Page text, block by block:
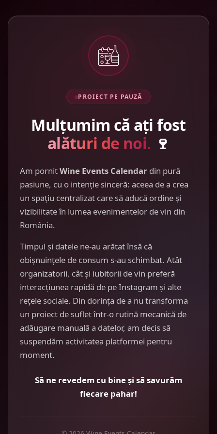
PROIECT PE PAUZĂ
Mulțumim că ați fost
alături de noi. 🍷
Am pornitWine Events Calendar din pură
pasiune, cu o intenție sinceră: aceea de a crea
un spațiu centralizat care să aducă ordine și
vizibilitate în lumea evenimentelor de vin din
România.
Timpul și datele ne-au arătat însă că
obișnuințele de consum s-au schimbat. Atât
organizatorii, cât și iubitorii de vin preferă
interacțiunea rapidă de pe Instagram și alte
rețele sociale. Din dorința de a nu transforma
un proiect de suflet într-o rutină mecanică de
adăugare manuală a datelor, am decis să
suspendăm activitatea platformei pentru
moment.
Să ne revedem cu bine și să savurăm
fiecare pahar!